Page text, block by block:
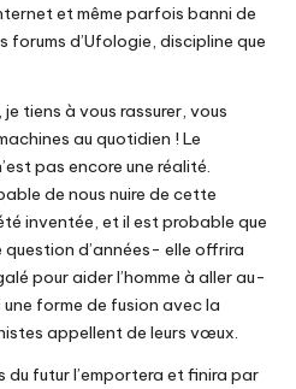
et même parfois banni de
d’Ufologie, discipline que
tiens à vous rassurer, vous
au quotidien ! Le
pas encore une réalité.
de nous nuire de cette
inventée, et il est probable que
question d’années- elle offrira
pour aider l’homme à aller au-
forme de fusion avec la
appellent de leurs vœux.
du futur l’emportera et finira par